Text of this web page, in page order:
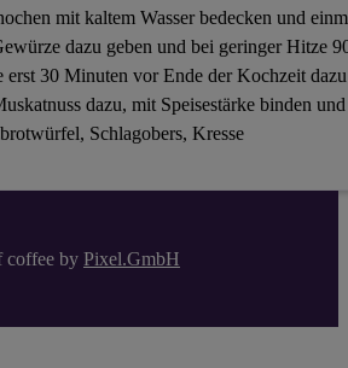
mit kaltem Wasser bedecken und
dazu geben und bei geringer Hitze
erst 30 Minuten vor Ende der Kochzeit
dazu, mit Speisestärke binden
Schlagobers, Kresse
coffee by Pixel.GmbH